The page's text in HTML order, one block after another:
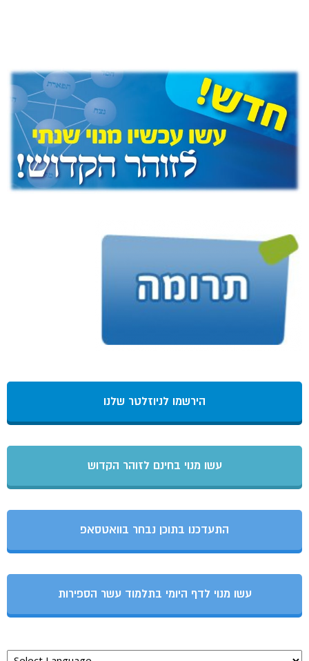
הירשמו לניוזלטר שלנו
עשו מנוי בחינם לזוהר הקדוש
התעדכנו בתוכן נבחר בוואטסאפ
עשו מנוי לדף היומי בתלמוד עשר הספירות